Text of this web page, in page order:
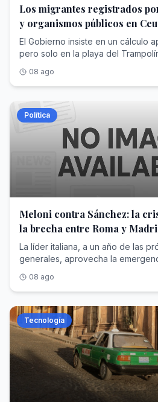
Los migrantes registrados
y organismos públicos en
creces las cifras de Interior
El Gobierno insiste en un cálculo
pero solo en la playa del
08 ago
Política
Meloni contra Sánchez: la
la brecha entre Roma y
La líder italiana, a un año de las
generales, aprovecha la
08 ago
Tecnología